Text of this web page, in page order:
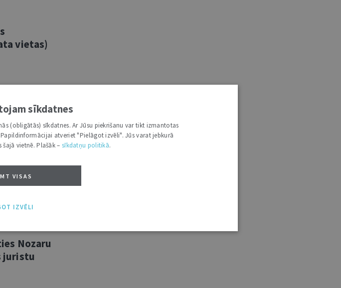
vietas)
Nozaru
juristu
sīkdatnes
(obligātās) sīkdatnes. Ar Jūsu piekrišanu var tikt izmantotas
atveriet "Pielāgot izvēli". Jūs varat jebkurā
vietnē. Plašāk – sīkdatņu politikā.
VISAS
IZVĒLI